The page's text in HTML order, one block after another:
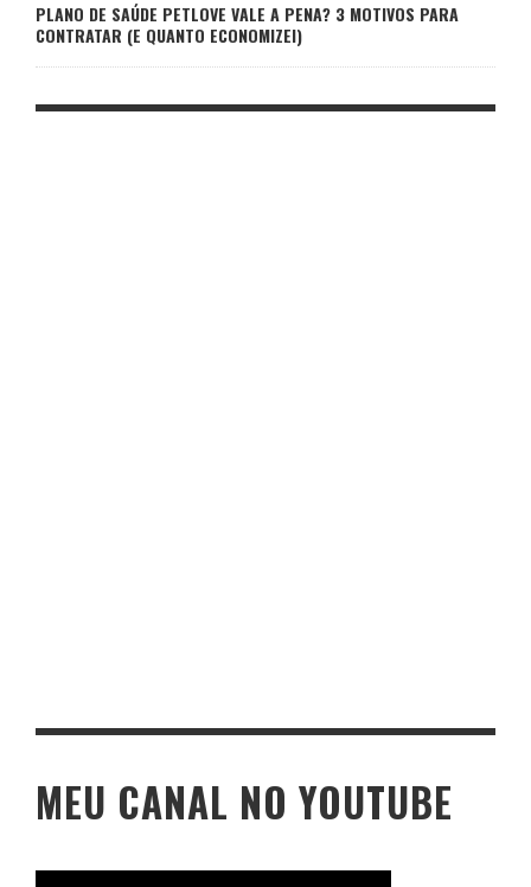
PLANO DE SAÚDE PETLOVE VALE A PENA? 3 MOTIVOS PARA
CONTRATAR (E QUANTO ECONOMIZEI)
MEU CANAL NO YOUTUBE